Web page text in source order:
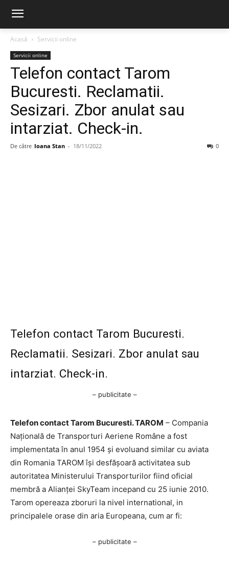
Acasă Servicii online
Servicii online
Telefon contact Tarom
Bucuresti. Reclamatii.
Sesizari. Zbor anulat sau
intarziat. Check-in.
De către Ioana Stan - 18/11/2022 0
Telefon contact Tarom Bucuresti.
Reclamatii. Sesizari. Zbor anulat sau
intarziat. Check-in.
– publicitate –
Telefon contact Tarom Bucuresti. TAROM – Compania
Naţională de Transporturi Aeriene Române a fost
implementata în anul 1954 şi evoluand similar cu aviata
din Romania TAROM îşi desfăşoară activitatea sub
autoritatea Ministerului Transporturilor fiind oficial
membră a Alianţei SkyTeam incepand cu 25 iunie 2010.
Tarom opereaza zboruri la nivel international, in
principalele orase din aria Europeana, cum ar fi:
– publicitate –